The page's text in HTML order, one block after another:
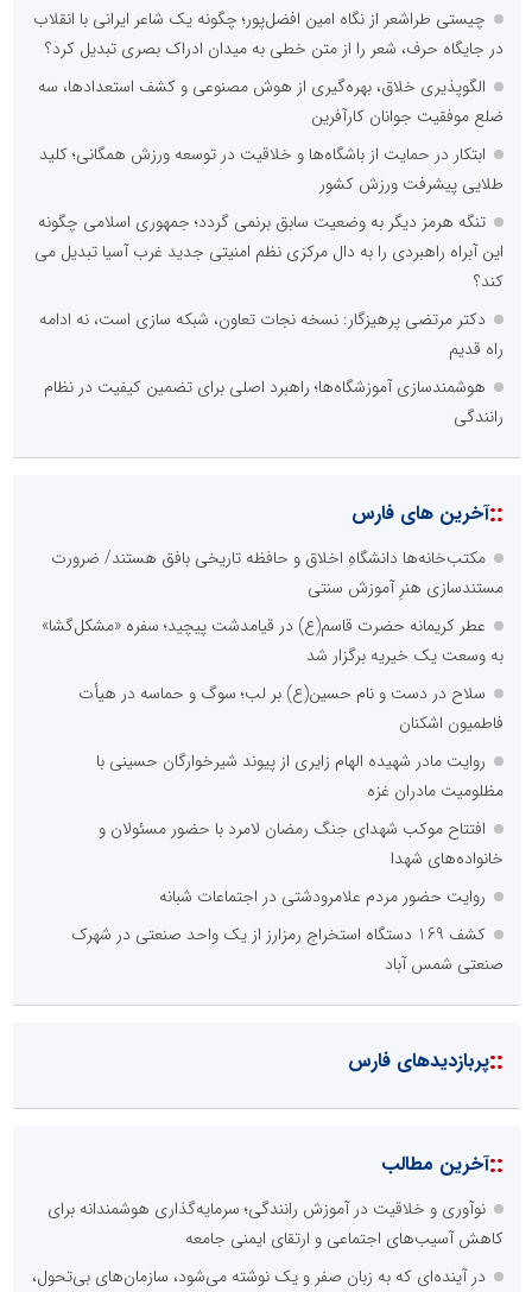
چیستی طراشعر از نگاه امین افضل‌پور؛ چگونه یک شاعر ایرانی با انقلاب
در جایگاه حرف، شعر را از متن خطی به میدان ادراک بصری تبدیل کرد؟
الگوپذیری خلاق، بهره‌گیری از هوش مصنوعی و کشف استعدادها، سه
ضلع موفقیت جوانان کارآفرین
ابتکار در حمایت از باشگاه‌ها و خلاقیت در توسعه ورزش همگانی؛ کلید
طلایی پیشرفت ورزش کشور
تنگه هرمز دیگر به وضعیت سابق برنمی گردد؛ جمهوری اسلامی چگونه
این آبراه راهبردی را به دال مرکزی نظم امنیتی جدید غرب آسیا تبدیل می
کند؟
دکتر مرتضی پرهیزگار: نسخه نجات تعاون، شبکه سازی است، نه ادامه
راه قدیم
هوشمندسازی آموزشگاه‌ها؛ راهبرد اصلی برای تضمین کیفیت در نظام
رانندگی
::آخرین های فارس
مکتب‌خانه‌ها دانشگاهِ اخلاق و حافظه تاریخی بافق هستند/ ضرورت
مستندسازی هنرِ آموزش سنتی
عطر کریمانه حضرت قاسم(ع) در قیامدشت پیچید؛ سفره «مشکل‌گشا»
به وسعت یک خیریه برگزار شد
سلاح در دست و نام حسین(ع) بر لب؛ سوگ و حماسه در هیأت
فاطمیون اشکنان
روایت مادر شهیده الهام زایری از پیوند شیرخوارگان حسینی با
مظلومیت مادران غزه
افتتاح موکب شهدای جنگ رمضان لامرد با حضور مسئولان و
خانواده‌های شهدا
روایت حضور مردم علامرودشتی در اجتماعات شبانه
کشف 169 دستگاه استخراج رمزارز از یک واحد صنعتی در شهرک
صنعتی شمس آباد
::پربازدیدهای فارس
::آخرین مطالب
نوآوری و خلاقیت در آموزش رانندگی؛ سرمایه‌گذاری هوشمندانه برای
کاهش آسیب‌های اجتماعی و ارتقای ایمنی جامعه
در آینده‌ای که به زبان صفر و یک نوشته می‌شود، سازمان‌های بی‌تحول،